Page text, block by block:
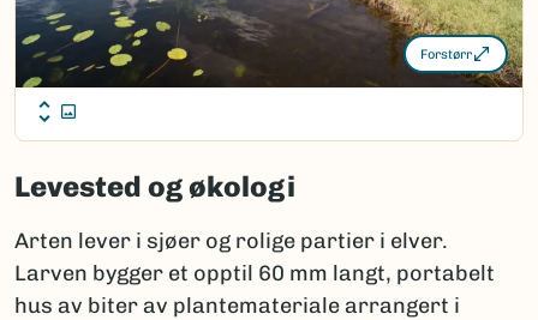
Forstørr
Levested og økologi
Arten lever i sjøer og rolige partier i elver.
Larven bygger et opptil 60 mm langt, portabelt
hus av biter av plantemateriale arrangert i